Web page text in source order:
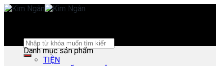
Skip
Search
for:
Danh mục sản phẩm
TIỆN